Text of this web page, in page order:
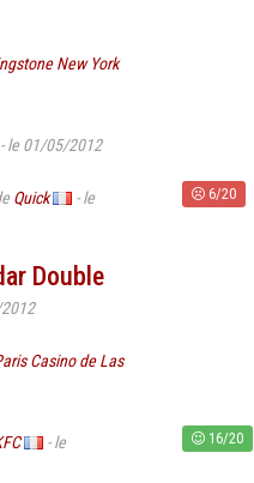
New York
- le 01/05/2012
Quick
- le
6/20
Double
Casino de Las
- le
16/20